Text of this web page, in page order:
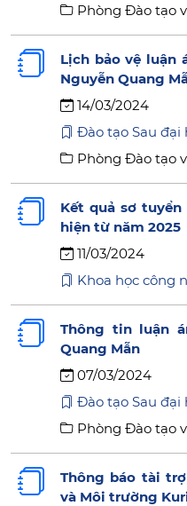
Phòng Đào tạo
Lịch bảo vệ luận
Nguyễn Quang
14/03/2024
Đào tạo Sau đại
Phòng Đào tạo
Kết quả sơ
hiện từ năm 2025
11/03/2024
Khoa học công
Thông tin luận
Quang Mẫn
07/03/2024
Đào tạo Sau đại
Phòng Đào tạo
Thông báo tài
và Môi trường